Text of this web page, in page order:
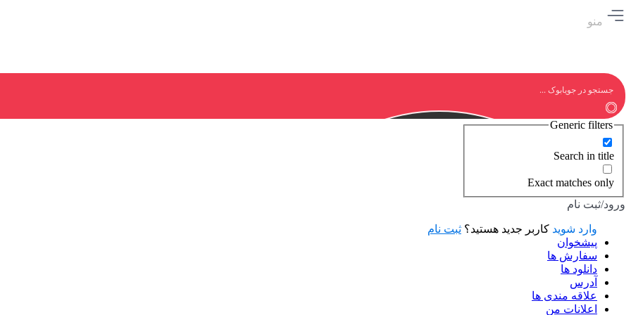
منو
Generic filters
Search in title
Exact matches only
ورود/ثبت نام
وارد شوید کاربر جدید هستید؟ ثبت نام
پیشخوان
سفارش ها
دانلود ها
آدرس
علاقه مندی ها
اعلانات من